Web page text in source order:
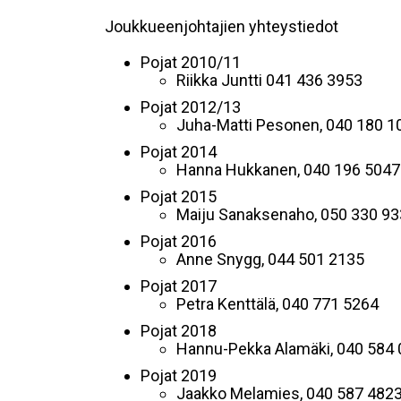
Joukkueenjohtajien yhteystiedot
Pojat 2010/11
Riikka Juntti 041 436 3953
Pojat 2012/13
Juha-Matti Pesonen, 040 180
Pojat 2014
Hanna Hukkanen, 040 196 5047
Pojat 2015
Maiju Sanaksenaho, 050 330
Pojat 2016
Anne Snygg, 044 501 2135
Pojat 2017
Petra Kenttälä, 040 771 5264
Pojat 2018
Hannu-Pekka Alamäki, 040 584
Pojat 2019
Jaakko Melamies, 040 587 4823